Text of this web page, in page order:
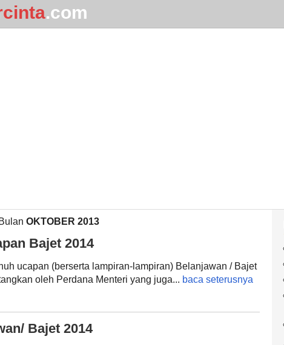
.com
OKTOBER 2013
Bajet 2014
ucapan (berserta lampiran-lampiran) Belanjawan / Bajet
oleh Perdana Menteri yang juga... baca seterusnya
Bajet 2014